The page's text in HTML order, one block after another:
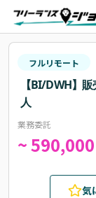
フルリモート
【BI/DWH】
人
業務委託
~ 590,000
気